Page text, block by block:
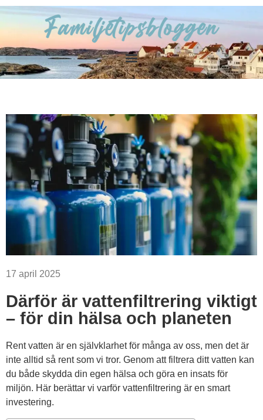
17 april 2025
Därför är vattenfiltrering viktigt
– för din hälsa och planeten
Rent vatten är en självklarhet för många av oss, men det är
inte alltid så rent som vi tror. Genom att filtrera ditt vatten kan
du både skydda din egen hälsa och göra en insats för
miljön. Här berättar vi varför vattenfiltrering är en smart
investering.